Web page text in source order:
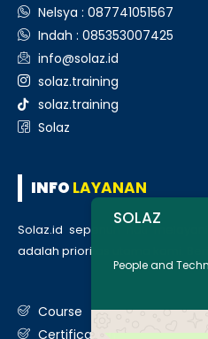
Nelsya : 087741051567
Indah : 085353007425
info@solaz.id
solaz.training
solaz.training
Solaz
INFO LAYANAN
Solaz.id sepenuh hati
adalah prioritas utama kami.
Course
Certification
SOLAZ
People and